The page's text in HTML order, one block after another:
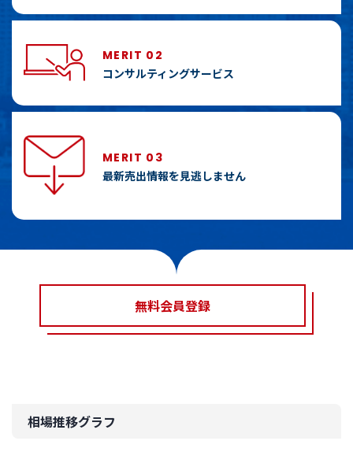
MERIT 02
コンサルティングサービス
MERIT 03
最新売出情報を見逃しません
無料会員登録
相場推移グラフ